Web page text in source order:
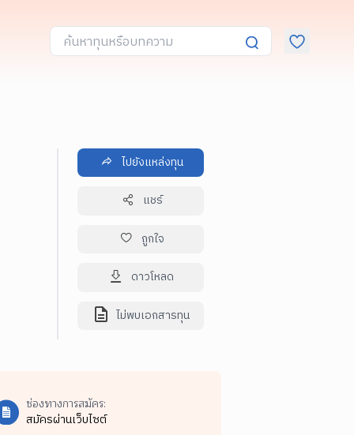
ไปยังแหล่งทุน
แชร์
ถูกใจ
ดาวโหลด
ไม่พบเอกสารทุน
ช่องทางการสมัคร:
สมัครผ่านเว็บไซต์